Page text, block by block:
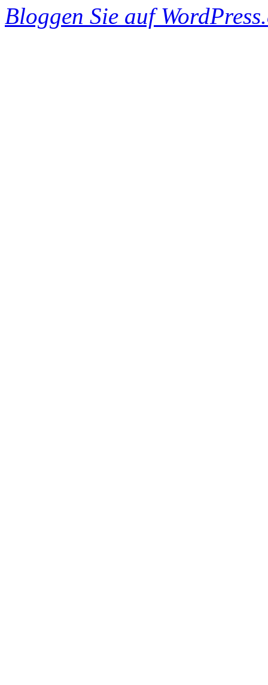
Bloggen Sie auf